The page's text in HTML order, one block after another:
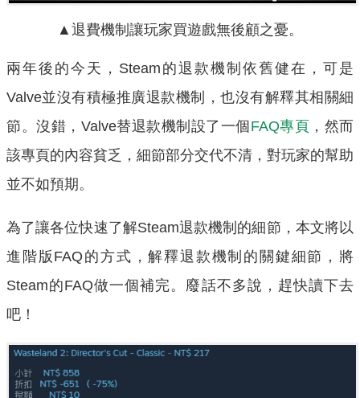
▲退費機制讓玩家買遊戲無後顧之憂。
兩年後的今天，Steam的退款機制依舊健在，可是
Valve並沒有積極推廣退款機制，也沒有解釋其相關細
節。沒錯，Valve替退款機制設了一個 FAQ專頁 ，然而
該專頁的內容貧乏，細節部分交代不清，對玩家的幫助
並不如預期。
為了讓各位快速了解Steam退款機制的細節，本文將以
進階版FAQ的方式，解釋退款機制的關鍵細節，將
Steam的FAQ做一個補完。廢話不多說，趕快讀下去
吧！